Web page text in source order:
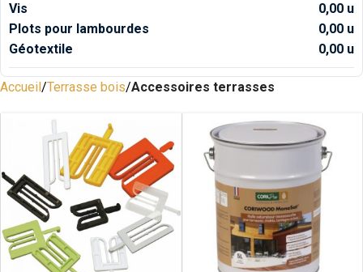
Vis
0,00 u
Plots pour lambourdes
0,00 u
Géotextile
0,00 u
Accueil Terrasse bois Accessoires terrasses